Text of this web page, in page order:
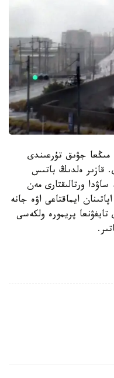
جەرگىلىكتى بيلىك دەر كەزىندە 200 مىڭعا جۋىق تۇرعىندى
قازىر ەلدىڭ باتىس
ورتالىقتارى مەن
ايماقتاعى اۋە جانە
پريمورە ولكەسى